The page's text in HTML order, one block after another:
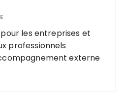
les entreprises et
professionnels
externe